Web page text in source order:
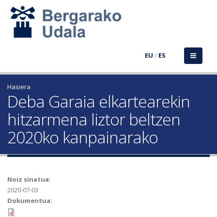
EU / ES
Hasiera
Deba Garaia elkartearekin
hitzarmena liztor beltzen
2020ko kanpainarako
Noiz sinatua:
2020-07-03
Dokumentua: